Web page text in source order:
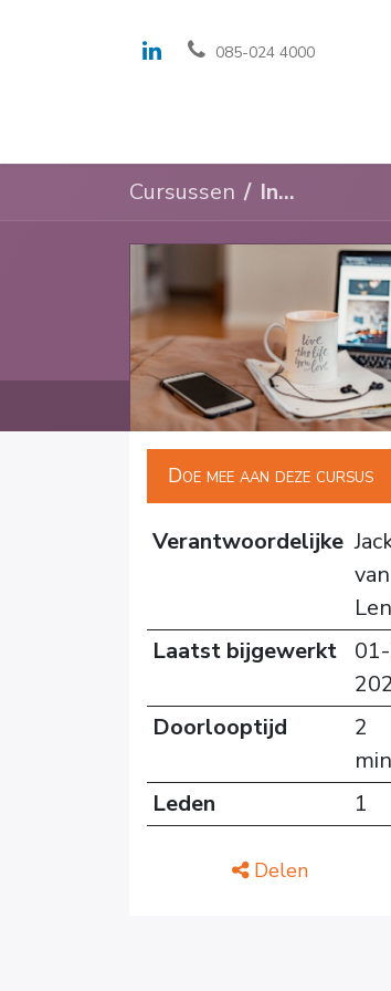
085-024 4000
Cursussen Inwerken Odoo
Doe mee aan deze cursus
Verantwoordelijke
van
Laatst bijgewerkt
Doorlooptijd
2
Leden
1
Delen